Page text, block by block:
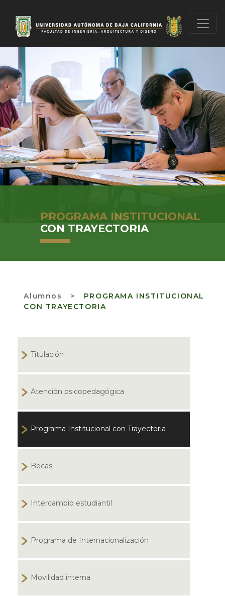
PROGRAMA INSTITUCIONAL
CON TRAYECTORIA
Alumnos > PROGRAMA INSTITUCIONAL
CON TRAYECTORIA
Titulación
Atención psicopedagógica
Programa Institucional con Trayectoria
Becas
Intercambio estudiantil
Programa de Internacionalización
Movilidad interna